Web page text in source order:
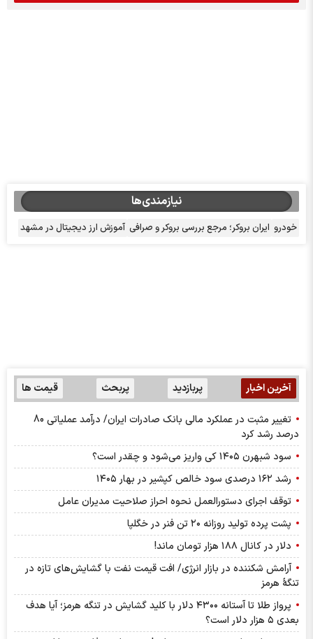
نیازمندی‌ها
خودرو ایران بروکر؛ مرجع بررسی بروکر و صرافی آموزش ارز دیجیتال در مشهد
آخرین اخبار پربازدید پربحث قیمت ها
تغییر مثبت در عملکرد مالی بانک صادرات ایران/ درآمد عملیاتی 80
درصد رشد کرد
سود شبهرن ۱۴۰۵ کی واریز می‌شود و چقدر است؟
رشد ۱۶۲ درصدی سود خالص کپشیر در بهار ۱۴۰۵
توقف اجرای دستورالعمل نحوه احراز صلاحیت مدیران عامل
پشت پرده تولید روزانه ۲۰ تن فنر در خگلپا
دلار در کانال ۱۸۸ هزار تومان ماند!
آرامش شکننده در بازار انرژی/ افت قیمت نفت با گشایش‌های تازه در
تنگۀ هرمز
پرواز طلا تا آستانه ۴۳۰۰ دلار با کلید گشایش در تنگه هرمز؛ آیا هدف
بعدی ۵ هزار دلار است؟